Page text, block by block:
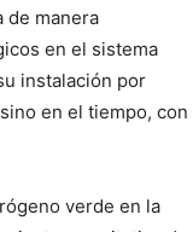
de manera
en el sistema
instalación por
en el tiempo, con
verde en la